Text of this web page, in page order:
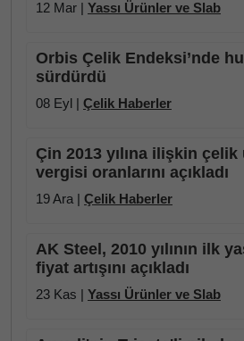
12 Mar | Yassı Ürünler ve Slab
Orbis Çelik Endeksi’nde
sürdürdü
08 Eyl | Çelik Haberler
Çin 2013 yılına ilişkin
vergisi oranlarını açıkladı
19 Ara | Çelik Haberler
AK Steel, 2010 yılının ilk
fiyat artışını açıkladı
23 Kas | Yassı Ürünler ve Slab